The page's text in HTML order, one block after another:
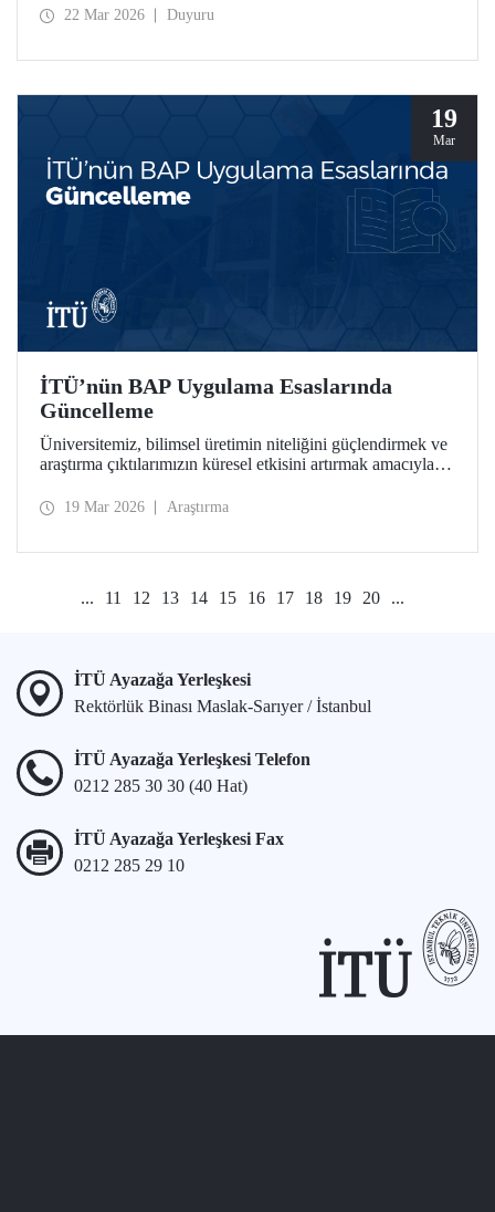
kaza kırıma uğraması sonucu şehit olan Türk Silahlı
22 Mar 2026 Duyuru
19
Mar
İTÜ’nün BAP Uygulama Esaslarında
Güncelleme
Üniversitemiz, bilimsel üretimin niteliğini güçlendirmek ve
araştırma çıktılarımızın küresel etkisini artırmak amacıyla
güncellemeleri hayata geçirdi.
19 Mar 2026 Araştırma
... 11 12 13 14 15 16 17 18 19 20 ...
İTÜ Ayazağa Yerleşkesi
Rektörlük Binası Maslak-Sarıyer / İstanbul
İTÜ Ayazağa Yerleşkesi Telefon
0212 285 30 30 (40 Hat)
İTÜ Ayazağa Yerleşkesi Fax
0212 285 29 10